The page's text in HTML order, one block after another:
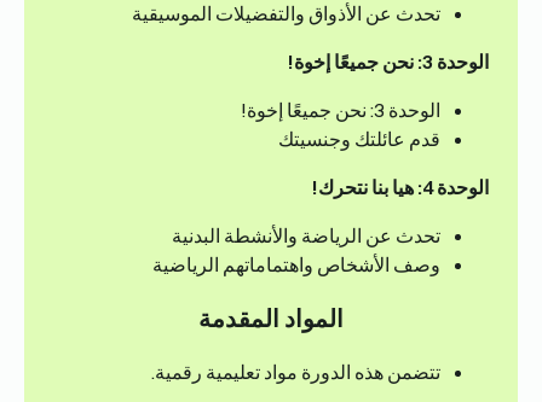
تحدث عن الأذواق والتفضيلات الموسيقية
الوحدة 3: نحن جميعًا إخوة!
الوحدة 3: نحن جميعًا إخوة!
قدم عائلتك وجنسيتك
الوحدة 4: هيا بنا نتحرك!
تحدث عن الرياضة والأنشطة البدنية
وصف الأشخاص واهتماماتهم الرياضية
المواد المقدمة
تتضمن هذه الدورة مواد تعليمية رقمية.